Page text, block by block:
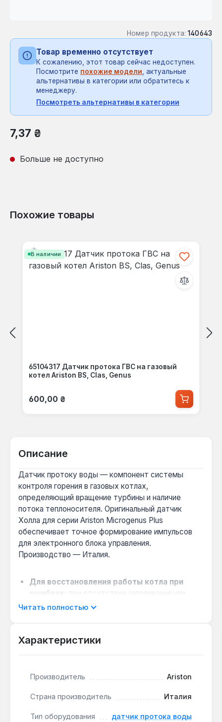
Номер продукта: 140643
Товар временно отсутствует
К сожалению, этот товар сейчас недоступен.
Посмотрите похожие модели , актуальные
альтернативы в категории или обратитесь к
менеджеру.
Посмотреть альтернативы в категории
Обычная цена:
7,37 ₴
Больше не доступно
Похожие товары
В наличии
65104317 Датчик протока ГВС на газовый
котел Ariston BS, Clas, Genus
Обычная цена:
600,00 ₴
Описание
Датчик протоку воды — компонент системы
контроля горения в газовых котлах,
определяющий вращение турбины и наличие
потока теплоносителя. Оригинальный датчик
Холла для серии Ariston Microgenus Plus
обеспечивает точное формирование импульсов
для электронного блока управления.
Производство — Италия.
Для восстановления работы котла при
ошибках:
при отсутствии запаливания или
самовольном закрытии газового клапана замена
Простая замена без модификации:
замену без изменения системы.
оригинальная деталь гарантирует
стабильность параметров сигнала и
Читать полностью
Характеристики
Производитель Ariston
Страна производитель Италия
Тип оборудования датчик протока воды